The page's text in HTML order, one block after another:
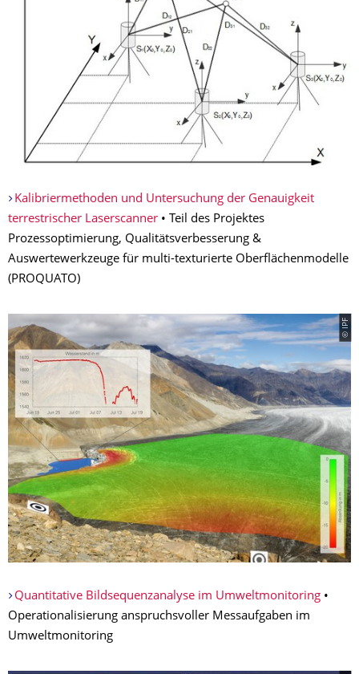
Kalibriermethoden und Untersuchung der Genauigkeit
terrestrischer Laserscanner • Teil des Projektes
Prozessoptimierung, Qualitätsverbesserung &
Auswertewerkzeuge für multi-texturierte Oberflächenmodelle
(PROQUATO)
© IPF
Quantitative Bildsequenzanalyse im Umweltmonitoring•
Operationalisierung anspruchsvoller Messaufgaben im
Umweltmonitoring